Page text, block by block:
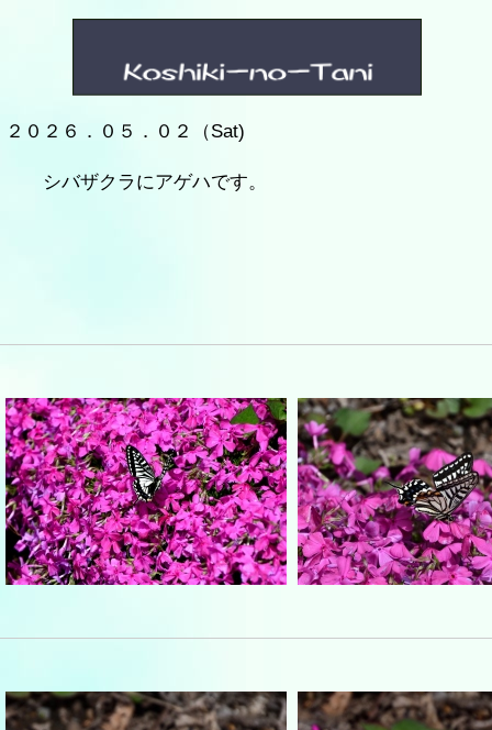
２０２６．０５．０２（Sat)
シバザクラにアゲハです。